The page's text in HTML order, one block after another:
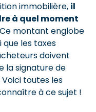
immobilière, il
à quel moment
montant englobe
les taxes
doivent
la signature de
toutes les
à ce sujet !